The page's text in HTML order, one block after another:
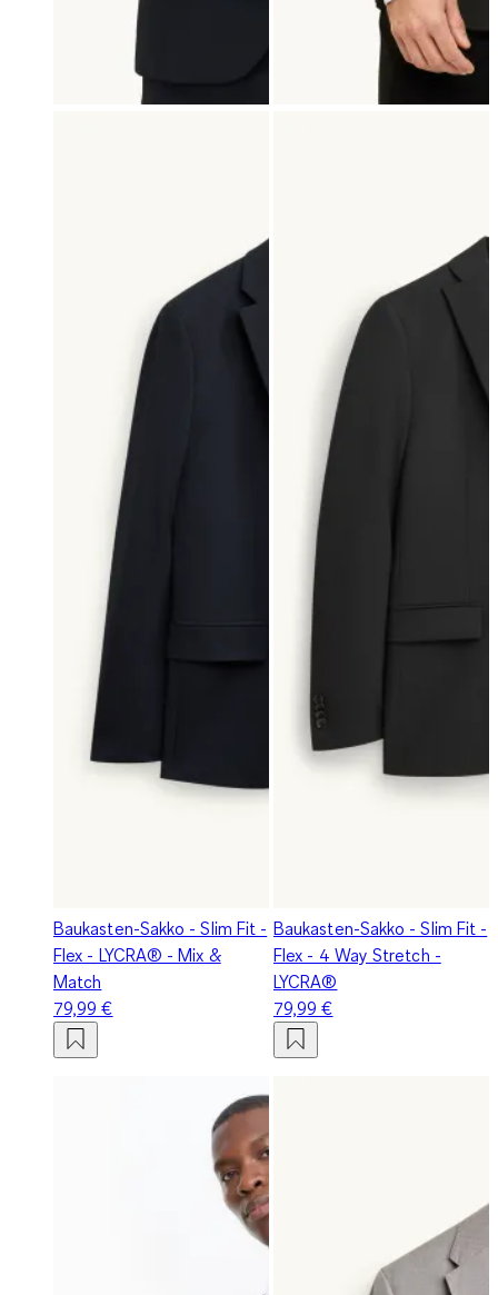
Baukasten-Sakko - Slim Fit -
Flex - LYCRA® - Mix &
Match
79,99 €
Baukasten-Sakko - Slim Fit -
Flex - 4 Way Stretch -
LYCRA®
79,99 €